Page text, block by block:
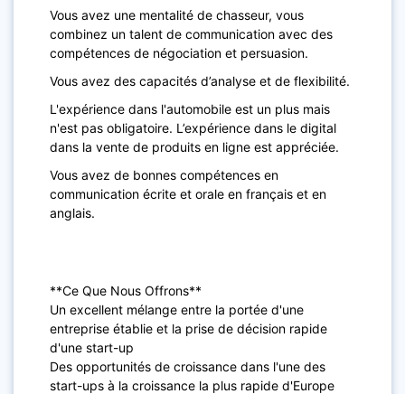
Vous avez une mentalité de chasseur, vous
combinez un talent de communication avec des
compétences de négociation et persuasion.
Vous avez des capacités d’analyse et de flexibilité.
L'expérience dans l'automobile est un plus mais
n'est pas obligatoire. L’expérience dans le digital
dans la vente de produits en ligne est appréciée.
Vous avez de bonnes compétences en
communication écrite et orale en français et en
anglais.
**Ce Que Nous Offrons**
Un excellent mélange entre la portée d'une
entreprise établie et la prise de décision rapide
d'une start-up
Des opportunités de croissance dans l'une des
start-ups à la croissance la plus rapide d'Europe